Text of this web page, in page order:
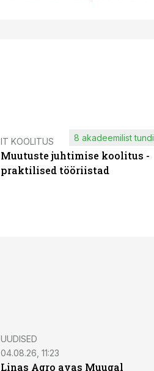
IT KOOLITUS
Muutuste juhtimise koolitus -
praktilised tööriistad
8 akadeemilist tundi
UUDISED
04.08.26, 11:23
Linas Agro avas Muugal